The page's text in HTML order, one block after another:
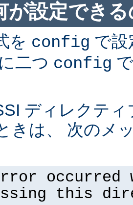
が設定でき
を config で設
二つ config
ディレクテ
きは、 次のメ
occurred
this